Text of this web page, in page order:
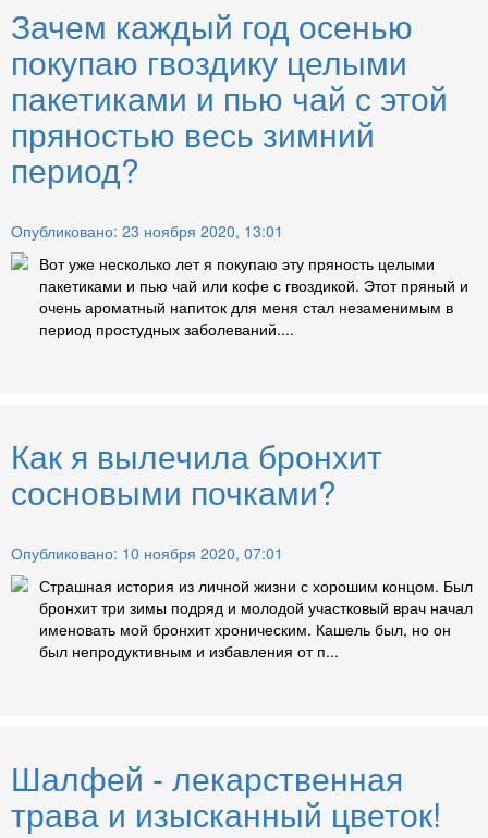
Зачем каждый год осенью
покупаю гвоздику целыми
пакетиками и пью чай с этой
пряностью весь зимний
период?
Опубликовано: 23 ноября 2020, 13:01
Вот уже несколько лет я покупаю эту пряность целыми
пакетиками и пью чай или кофе с гвоздикой. Этот пряный и
очень ароматный напиток для меня стал незаменимым в
период простудных заболеваний....
Как я вылечила бронхит
сосновыми почками?
Опубликовано: 10 ноября 2020, 07:01
Страшная история из личной жизни с хорошим концом. Был
бронхит три зимы подряд и молодой участковый врач начал
именовать мой бронхит хроническим. Кашель был, но он
был непродуктивным и избавления от п...
Шалфей - лекарственная
трава и изысканный цветок!